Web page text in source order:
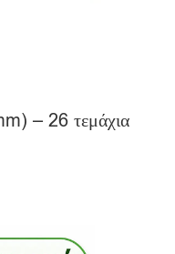
– 26 τεμάχια